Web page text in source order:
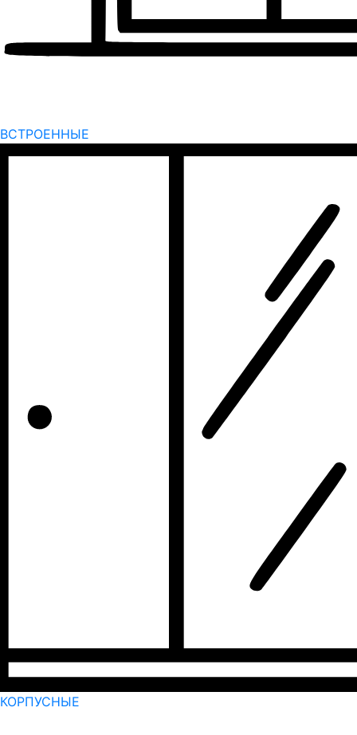
ВСТРОЕННЫЕ
КОРПУСНЫЕ